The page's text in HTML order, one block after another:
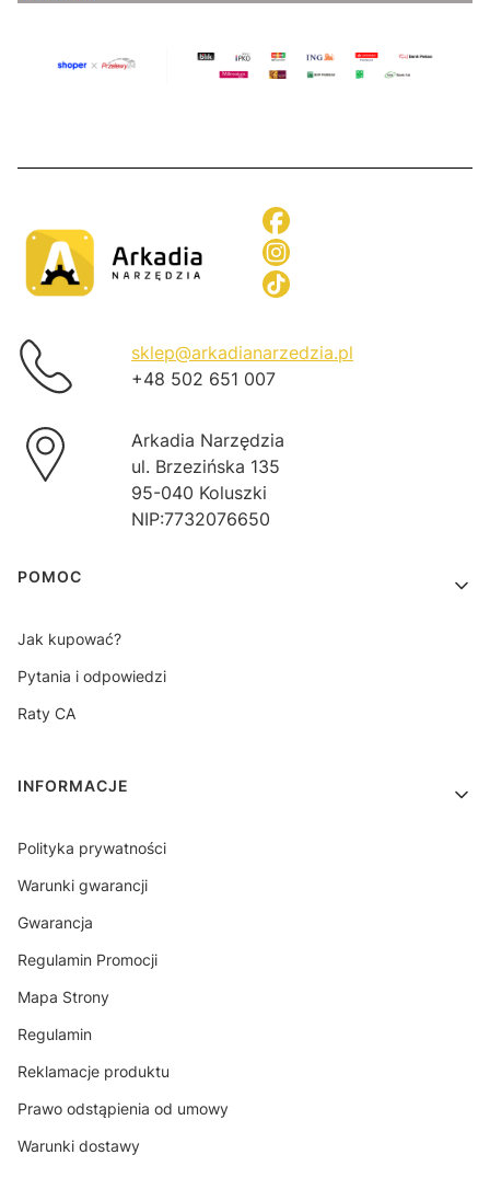
sklep@arkadianarzedzia.pl
+48 502 651 007
Arkadia Narzędzia
ul. Brzezińska 135
95-040 Koluszki
NIP:7732076650
Linki w stopce
POMOC
Jak kupować?
Pytania i odpowiedzi
Raty CA
INFORMACJE
Polityka prywatności
Warunki gwarancji
Gwarancja
Regulamin Promocji
Mapa Strony
Regulamin
Reklamacje produktu
Prawo odstąpienia od umowy
Warunki dostawy